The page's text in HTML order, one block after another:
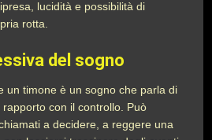
lucidità e possibilità di
rotta.
del sogno
un timone è un sogno che parla di
con il controllo. Può
a decidere, a reggere una